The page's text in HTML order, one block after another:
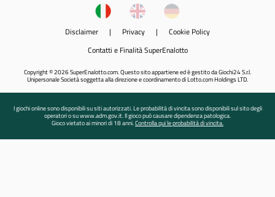
Disclaimer | Privacy | Cookie Policy
Contatti e Finalità SuperEnalotto
Copyright © 2026 SuperEnalotto.com. Questo sito appartiene ed è gestito da Giochi24 S.r.l.
Unipersonale Società soggetta alla direzione e coordinamento di Lotto.com Holdings LTD.
I giochi online sono disponibili su siti autorizzati. Le probabilità di vincita sono disponibili sul sito degli
operatori o su www.adm.gov.it. Il gioco può causare dipendenza patologica.
Gioco vietato ai minori di 18 anni.Controlla qui le probabilità di vincita.